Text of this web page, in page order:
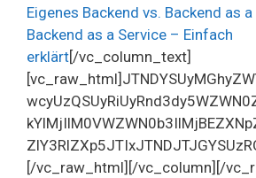
Eigenes Backend vs. Backend as
Backend as a Service – Einfach
erklärt[/vc_column_text]
[/vc_raw_html][/vc_column][/